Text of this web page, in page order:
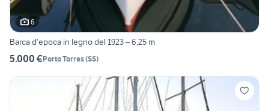
6
Barca d’epoca in legno del 1923 – 6,25 m
5.000 €Porto Torres(SS)